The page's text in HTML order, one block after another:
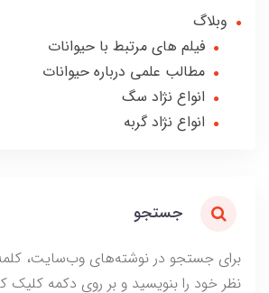
وبلاگ
فیلم های مرتبط با حیوانات
مطالب علمی درباره حیوانات
انواع نژاد سگ
انواع نژاد گربه
جستجو
برای جستجو در نوشته‌های وب‌سایت،
نظر خود را بنویسید و بر روی دکمه کلیک